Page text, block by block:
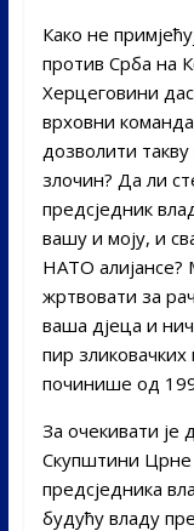
Како не
против Срба на
Херцеговини
врховни
дозволити
злочин? Да ли
предсједник
вашу и моју, и
НАТО алијансе?
жртвовати за
ваша дјеца и
пир зликовачких
починише од
За очекивати је
Скупштини Црне
предсједника
будућу владу